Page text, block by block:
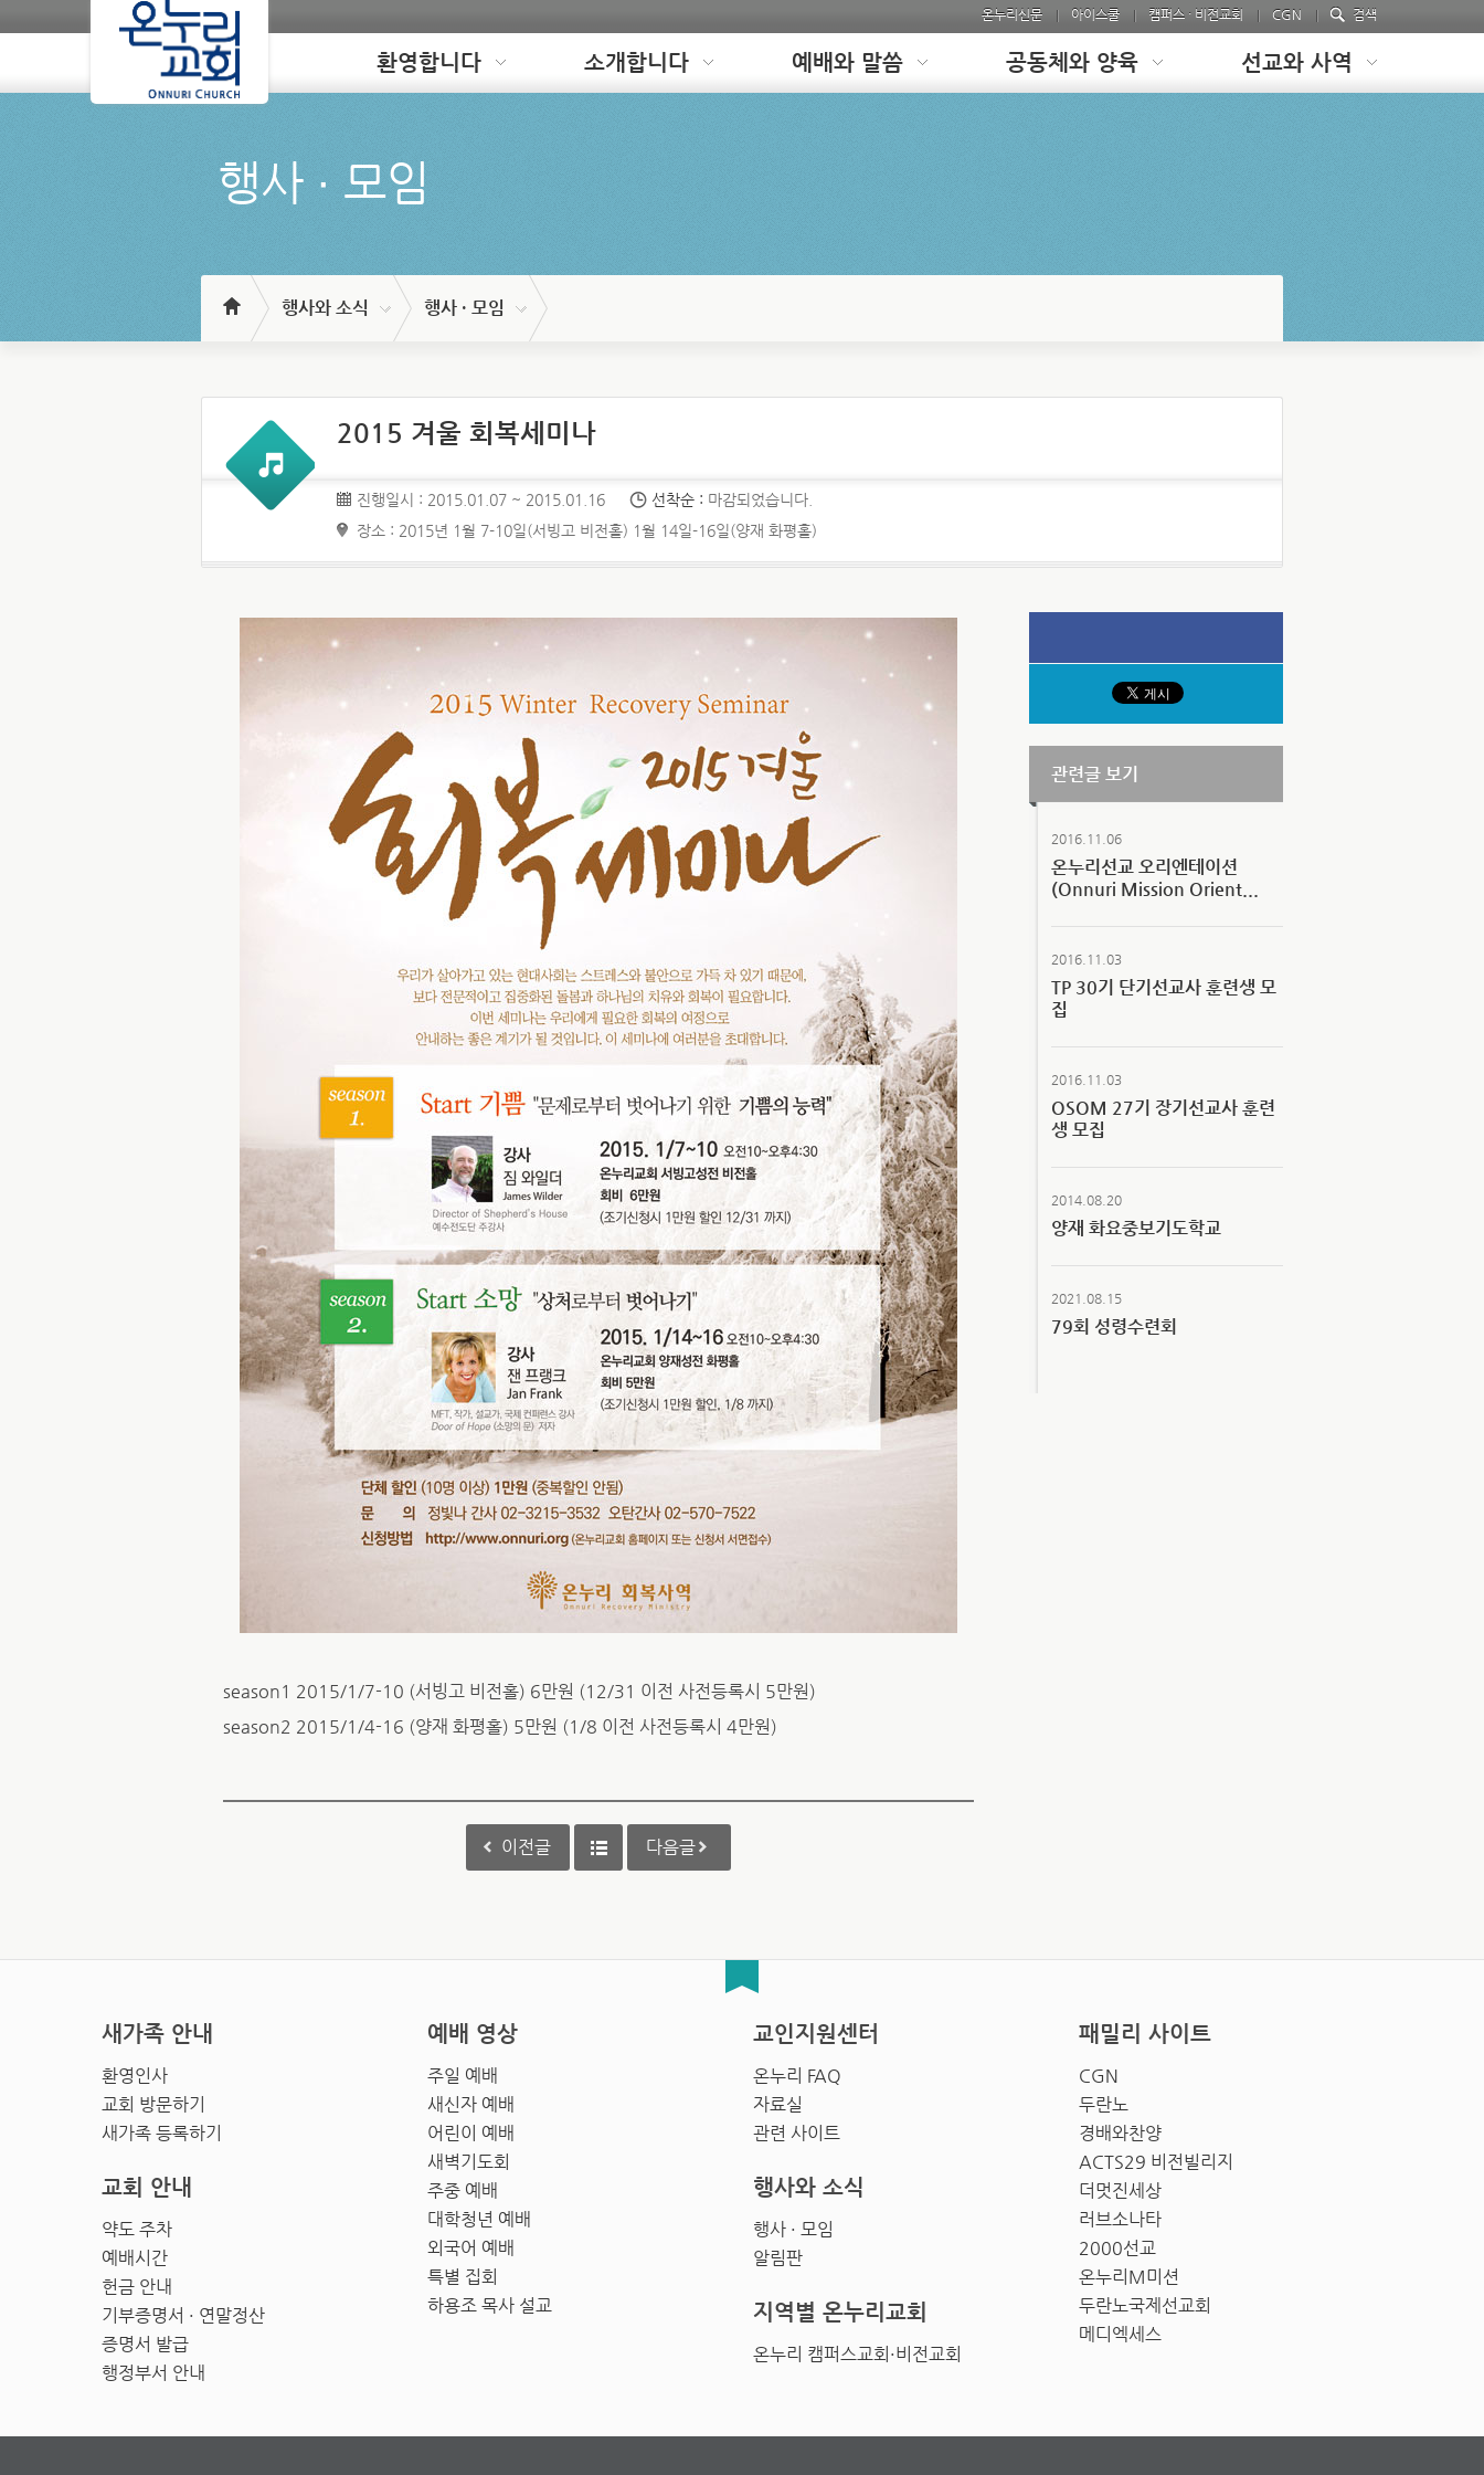
온누리신문 아이스쿨 캠퍼스 · 비전교회 CGN 검색
Loading 환영합니다 소개합니다 예배와 말씀 공동체와 양육 선교와 사역
행사 ∙ 모임
행사와 소식 행사 · 모임
2015 겨울 회복세미나
진행일시 : 2015.01.07 ~ 2015.01.16 선착순 : 마감되었습니다.
장소 : 2015년 1월 7-10일(서빙고 비전홀) 1월 14일-16일(양재 화평홀)
season1 2015/1/7-10 (서빙고 비전홀) 6만원 (12/31 이전 사전등록시 5만원)
season2 2015/1/4-16 (양재 화평홀) 5만원 (1/8 이전 사전등록시 4만원)
이전글 다음글
관련글 보기
2016.11.06
온누리선교 오리엔테이션
(Onnuri Mission Orient...
2016.11.03
TP 30기 단기선교사 훈련생 모
집
2016.11.03
OSOM 27기 장기선교사 훈련
생 모집
2014.08.20
양재 화요중보기도학교
2021.08.15
79회 성령수련회
새가족 안내
환영인사
교회 방문하기
새가족 등록하기
예배 영상
주일 예배
새신자 예배
어린이 예배
새벽기도회
주중 예배
대학청년 예배
외국어 예배
특별 집회
하용조 목사 설교
교인지원센터
온누리 FAQ
자료실
관련 사이트
패밀리 사이트
CGN
두란노
경배와찬양
ACTS29 비전빌리지
더멋진세상
러브소나타
2000선교
온누리M미션
두란노국제선교회
메디엑세스
교회 안내
약도 주차
예배시간
헌금 안내
기부증명서 · 연말정산
증명서 발급
행정부서 안내
행사와 소식
행사 · 모임
알림판
지역별 온누리교회
온누리 캠퍼스교회·비전교회